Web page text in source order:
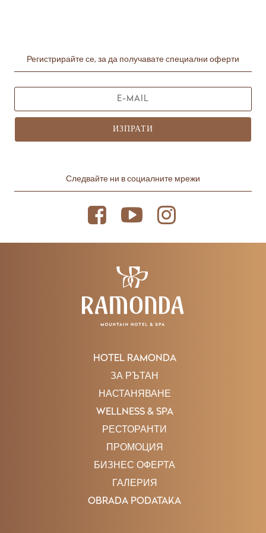
Регистрирайте се, за да получавате специални оферти
ИЗПРАТИ
Следвайте ни в социалните мрежи
HOTEL RAMONDA
ЗА РЪТАН
НАСТАНЯВАНЕ
WELLNESS & SPA
РЕСТОРАНТИ
ПРОМОЦИЯ
БИЗНЕС ОФЕРТА
ГАЛЕРИЯ
OBRADA PODATAKA